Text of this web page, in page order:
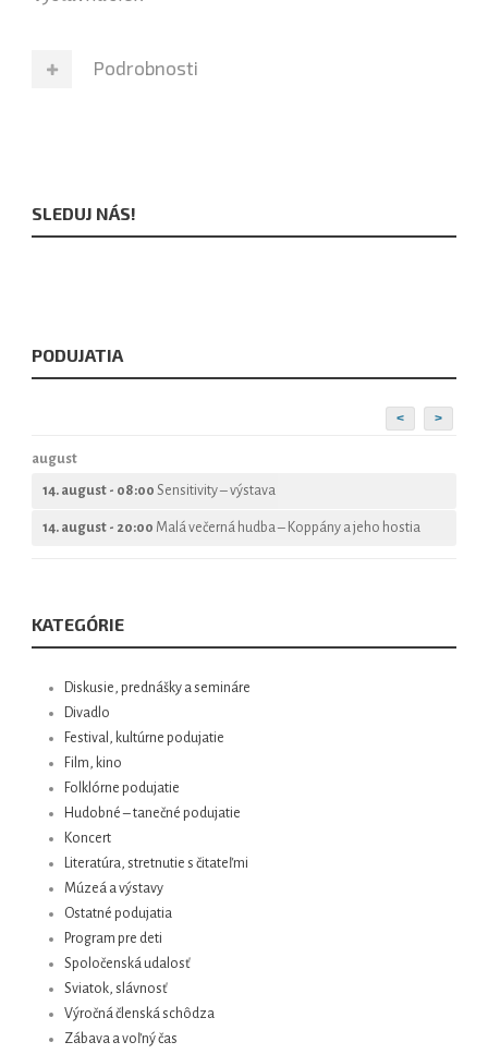
Podrobnosti
SLEDUJ NÁS!
PODUJATIA
< >
august
14. august - 08:00 Sensitivity – výstava
14. august - 20:00 Malá večerná hudba – Koppány a jeho hostia
KATEGÓRIE
Diskusie, prednášky a semináre
Divadlo
Festival, kultúrne podujatie
Film, kino
Folklórne podujatie
Hudobné – tanečné podujatie
Koncert
Literatúra, stretnutie s čitateľmi
Múzeá a výstavy
Ostatné podujatia
Program pre deti
Spoločenská udalosť
Sviatok, slávnosť
Výročná členská schôdza
Zábava a voľný čas